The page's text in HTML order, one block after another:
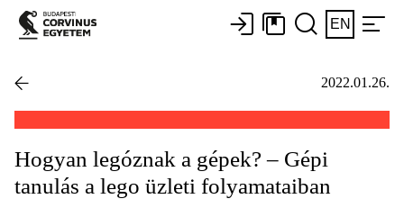
EN
2022.01.26.
Hogyan legóznak a gépek? – Gépi
tanulás a lego üzleti folyamataiban